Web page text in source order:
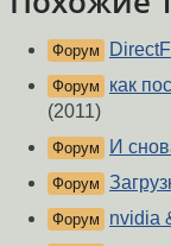
Форум
Форум
как
(2011)
Форум И
Форум
Форум nvidia